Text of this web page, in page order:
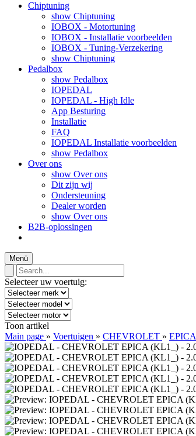
Chiptuning
show Chiptuning
IOBOX - Motortuning
IOBOX - Installatie voorbeelden
IOBOX - Tuning-Verzekering
show Chiptuning
Pedalbox
show Pedalbox
IOPEDAL
IOPEDAL - High Idle
App Besturing
Installatie
FAQ
IOPEDAL Installatie voorbeelden
show Pedalbox
Over ons
show Over ons
Dit zijn wij
Ondersteuning
Dealer worden
show Over ons
B2B-oplossingen
Menü
Selecteer uw voertuig:
Toon artikel
Main page » Voertuigen » CHEVROLET » EPICA